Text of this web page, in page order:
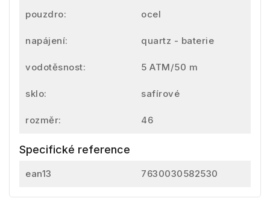
pouzdro: ocel
napájení: quartz - baterie
vodotěsnost: 5 ATM/50 m
sklo: safírové
rozměr: 46
Specifické reference
ean13 7630030582530